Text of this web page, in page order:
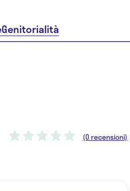
Genitorialità
(0 recensioni)